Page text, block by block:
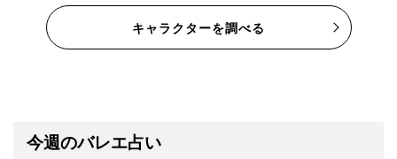
キャラクターを調べる
今週のバレエ占い